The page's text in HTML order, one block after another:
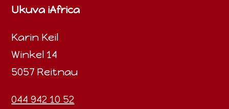
Ukuva iAfrica
Karin Keil
Winkel 14
5057 Reitnau
044 942 10 52